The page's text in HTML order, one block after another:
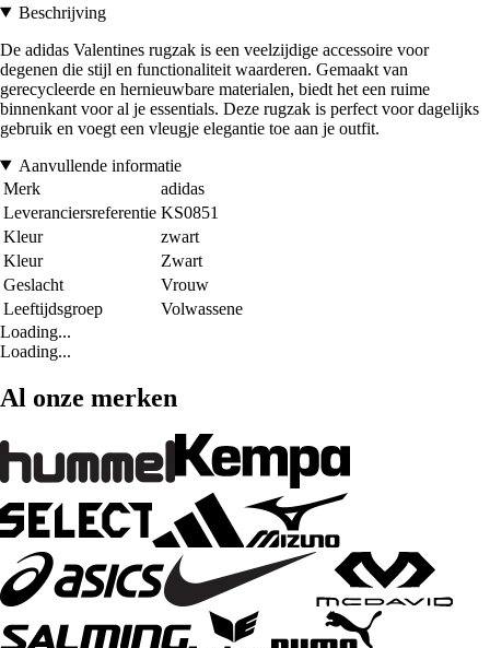
Beschrijving
De adidas Valentines rugzak is een veelzijdige accessoire voor
degenen die stijl en functionaliteit waarderen. Gemaakt van
gerecycleerde en hernieuwbare materialen, biedt het een ruime
binnenkant voor al je essentials. Deze rugzak is perfect voor dagelijks
gebruik en voegt een vleugje elegantie toe aan je outfit.
Aanvullende informatie
Merk
adidas
Leveranciersreferentie KS0851
Kleur
zwart
Kleur
Zwart
Geslacht
Vrouw
Leeftijdsgroep
Volwassene
Loading...
Loading...
Al onze merken